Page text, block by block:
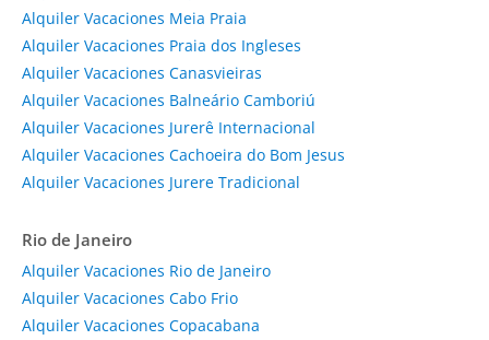
Alquiler Vacaciones Meia Praia
Alquiler Vacaciones Praia dos Ingleses
Alquiler Vacaciones Canasvieiras
Alquiler Vacaciones Balneário Camboriú
Alquiler Vacaciones Jurerê Internacional
Alquiler Vacaciones Cachoeira do Bom Jesus
Alquiler Vacaciones Jurere Tradicional
Rio de Janeiro
Alquiler Vacaciones Rio de Janeiro
Alquiler Vacaciones Cabo Frio
Alquiler Vacaciones Copacabana